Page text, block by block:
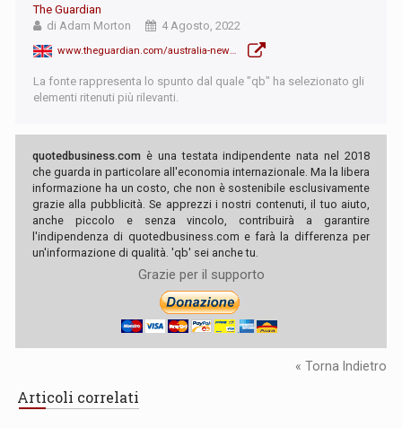
The Guardian
di Adam Morton
4 Agosto, 2022
www.theguardian.com/australia-news/2022/aug/05/australias-climate-change-targets-will-become-law-what-happens-now
La fonte rappresenta lo spunto dal quale "qb" ha selezionato gli
elementi ritenuti più rilevanti.
quotedbusiness.com è una testata indipendente nata nel 2018
che guarda in particolare all'economia internazionale. Ma la libera
informazione ha un costo, che non è sostenibile esclusivamente
grazie alla pubblicità. Se apprezzi i nostri contenuti, il tuo aiuto,
anche piccolo e senza vincolo, contribuirà a garantire
l'indipendenza di quotedbusiness.com e farà la differenza per
un'informazione di qualità. 'qb' sei anche tu.
Grazie per il supporto
« Torna Indietro
Articoli correlati